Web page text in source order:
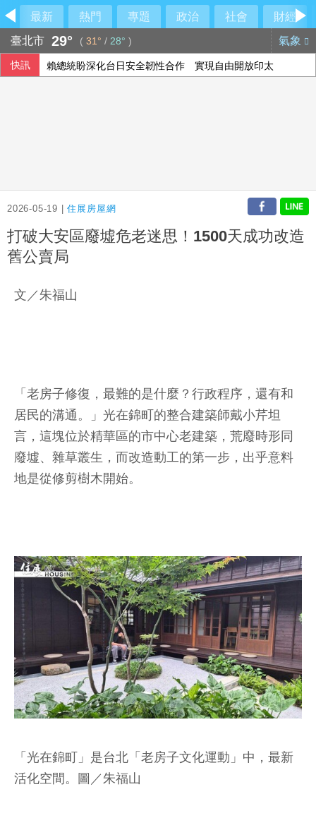
最新 熱門 專題 政治 社會
財經
臺北市 29° ( 31° / 28° ) 氣象
快訊 賴總統盼深化台日安全韌性合作 實現自由開放印太
2026-05-19 |住展房屋網
打破大安區廢墟危老迷思！1500天成功改造
舊公賣局
文／朱福山
「老房子修復，最難的是什麼？行政程序，還有和
居民的溝通。」光在錦町的整合建築師戴小芹坦
言，這塊位於精華區的市中心老建築，荒廢時形同
廢墟、雜草叢生，而改造動工的第一步，出乎意料
地是從修剪樹木開始。
「光在錦町」是台北「老房子文化運動」中，最新
活化空間。圖／朱福山